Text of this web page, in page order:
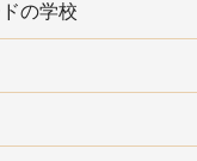
の学校